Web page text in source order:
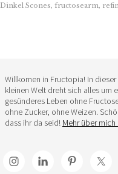
Dinkel Scones fructosearm
Willkomen in Fructopia! In dieser
kleinen Welt dreht sich alles um
gesünderes Leben ohne
ohne Zucker, ohne Weizen.
dass ihr da seid! Mehr über